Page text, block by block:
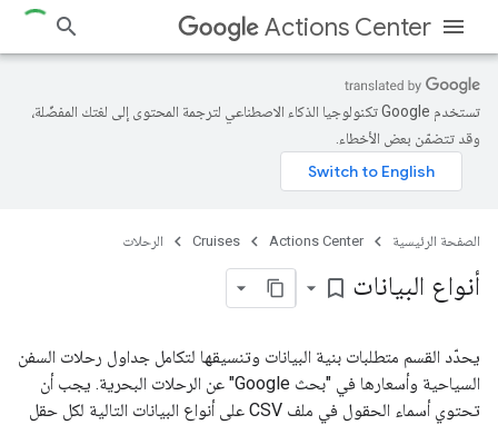
Actions Center
تستخدم Google تكنولوجيا الذكاء الاصطناعي لترجمة المحتوى إلى لغتك المفضّلة،
وقد تتضمّن بعض الأخطاء.
الصفحة الرئيسية Actions Center
Cruises الرحلات
أنواع البيانات bookmark_border
يحدّد القسم متطلبات بنية البيانات وتنسيقها لتكامل جداول رحلات السفن
السياحية وأسعارها في "بحث Google" عن الرحلات البحرية. يجب أن
تحتوي أسماء الحقول في ملف CSV على أنواع البيانات التالية لكل حقل